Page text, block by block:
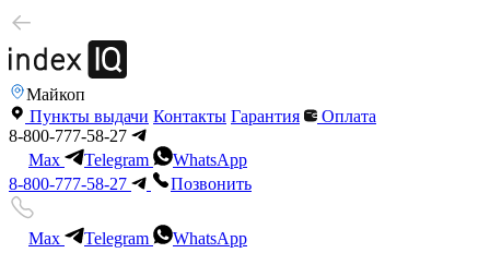
Майкоп
Пункты выдачи Контакты Гарантия
Оплата
8-800-777-58-27
Max
Telegram
WhatsApp
8-800-777-58-27
Позвонить
Max Telegram
WhatsApp